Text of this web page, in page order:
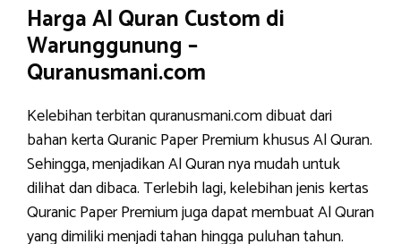
Harga Al Quran Custom di
Warunggunung –
Quranusmani.com
Kelebihan terbitan quranusmani.com dibuat dari
bahan kerta Quranic Paper Premium khusus Al Quran.
Sehingga, menjadikan Al Quran nya mudah untuk
dilihat dan dibaca. Terlebih lagi, kelebihan jenis kertas
Quranic Paper Premium juga dapat membuat Al Quran
yang dimiliki menjadi tahan hingga puluhan tahun.